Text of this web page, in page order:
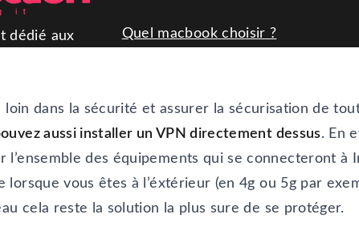
loin dans la sécurité et assurer la sécurisation de
aussi installer un VPN directement dessus. En
l’ensemble des équipements qui se connecteront
vous êtes à l’éxtérieur (en 4g ou 5g par
cela reste la solution la plus sure de se protéger.